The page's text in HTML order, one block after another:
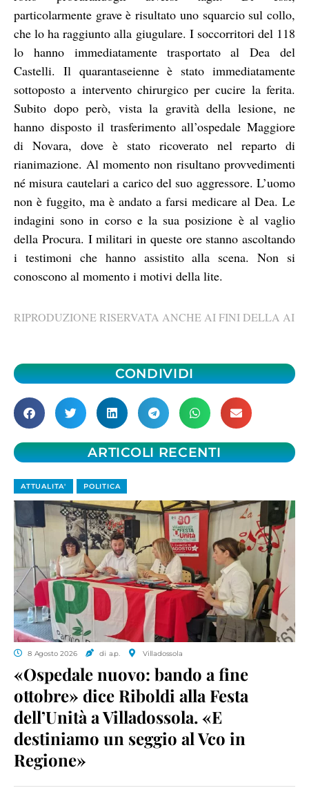
particolarmente grave è risultato uno squarcio sul collo,
che lo ha raggiunto alla giugulare. I soccorritori del 118
lo hanno immediatamente trasportato al Dea del
Castelli. Il quarantaseienne è stato immediatamente
sottoposto a intervento chirurgico per cucire la ferita.
Subito dopo però, vista la gravità della lesione, ne
hanno disposto il trasferimento all’ospedale Maggiore
di Novara, dove è stato ricoverato nel reparto di
rianimazione. Al momento non risultano provvedimenti
né misura cautelari a carico del suo aggressore. L’uomo
non è fuggito, ma è andato a farsi medicare al Dea. Le
indagini sono in corso e la sua posizione è al vaglio
della Procura. I militari in queste ore stanno ascoltando
i testimoni che hanno assistito alla scena. Non si
conoscono al momento i motivi della lite.
RIPRODUZIONE RISERVATA ANCHE AI FINI DELLA AI
CONDIVIDI
ARTICOLI RECENTI
ATTUALITA' POLITICA
8 Agosto 2026 di a.p. Villadossola
«Ospedale nuovo: bando a fine
ottobre» dice Riboldi alla Festa
dell’Unità a Villadossola. «E
destiniamo un seggio al Vco in
Regione»